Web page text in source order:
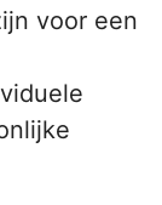
voor een